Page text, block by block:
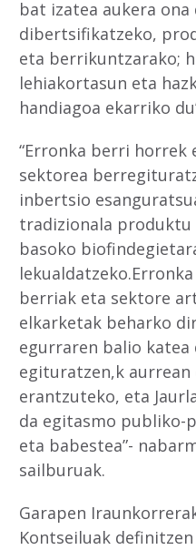
bat izatea aukera
dibertsifikatzeko,
eta berrikuntzarako;
lehiakortasun eta
handiagoa ekarriko
“Erronka berri horrek
sektorea
inbertsio
tradizionala
basoko
berriak eta sektore
elkarketak beharko
egurraren balio katea
egituratzen,k
erantzuteko, eta
da egitasmo publiko-
eta babestea”-
sailburuak.
Garapen
Kontseiluak